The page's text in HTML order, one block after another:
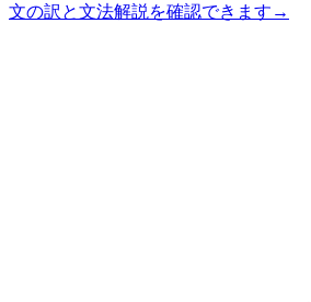
文の訳と文法解説を確認できます →